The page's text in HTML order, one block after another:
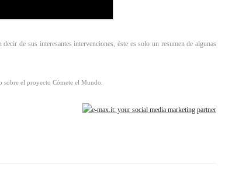
de sus interesantes intervenciones, éste es solo un resumen de algunas
sobre el proyecto Cómete el Mundo.